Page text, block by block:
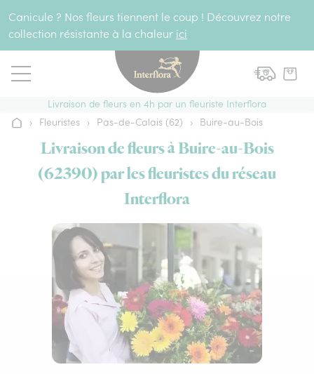
Canicule ? Nos fleurs tiennent le coup ! Découvrez notre
collection résistante à la chaleur ici
Livraison de fleurs en 4h par un fleuriste Interflora
Accueil
› Fleuristes › Pas-de-Calais (62) › Buire-au-Bois
Livraison de fleurs à Buire-au-Bois
(62390) par les fleuristes du réseau
Interflora